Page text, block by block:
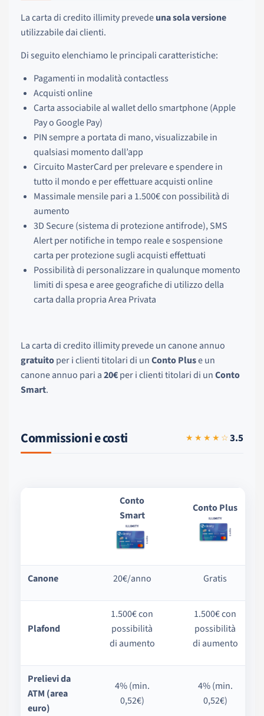
La carta di credito illimity prevedeuna sola versione
utilizzabile dai clienti.
Di seguito elenchiamo le principali caratteristiche:
Pagamenti in modalità contactless
Acquisti online
Carta associabile al wallet dello smartphone (Apple
Pay o Google Pay)
PIN sempre a portata di mano, visualizzabile in
qualsiasi momento dall’app
Circuito MasterCard per prelevare e spendere in
tutto il mondo e per effettuare acquisti online
Massimale mensile pari a 1.500€ con possibilità di
aumento
3D Secure (sistema di protezione antifrode), SMS
Alert per notifiche in tempo reale e sospensione
carta per protezione sugli acquisti effettuati
Possibilità di personalizzare in qualunque momento
limiti di spesa e aree geografiche di utilizzo della
carta dalla propria Area Privata
La carta di credito illimity prevede un canone annuo
gratuitoper i clienti titolari di unConto Pluse un
canone annuo pari a20€per i clienti titolari di unConto
Smart.
Commissioni e costi ★★★★☆3.5
Conto
Smart
Conto Plus
Canone 20€/anno Gratis
Plafond
1.500€ con
possibilità
di aumento
1.500€ con
possibilità
di aumento
Prelievi da
ATM (area
euro)
4% (min.
0,52€)
4% (min.
0,52€)